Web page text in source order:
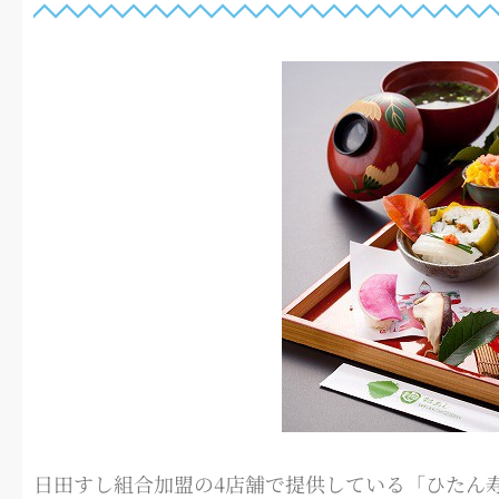
日田すし組合加盟の4店舗で提供している「ひたん